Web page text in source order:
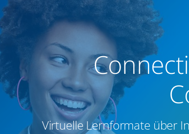
Virtuelle Lernformate über